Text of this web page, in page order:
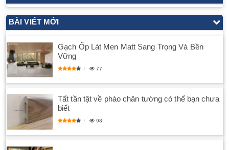
BÀI VIẾT MỚI
Gạch Ốp Lát Men Matt Sang Trọng Và Bền
Vững
77
Tất tần tật về phào chân tường có thể bạn chưa
biết
98